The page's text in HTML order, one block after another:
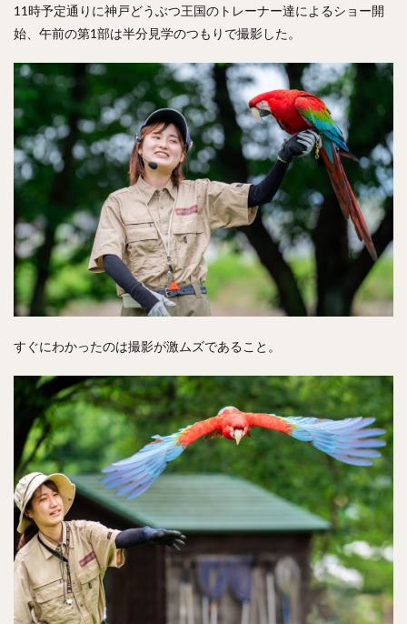
11時予定通りに神戸どうぶつ王国のトレーナー達によるショー開
始、午前の第1部は半分見学のつもりで撮影した。
すぐにわかったのは撮影が激ムズであること。